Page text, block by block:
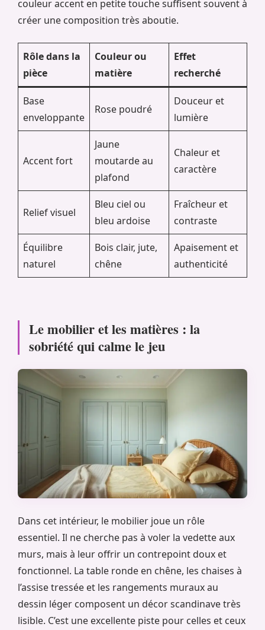
couleur accent en petite touche suffisent souvent à
créer une composition très aboutie.
Rôle dans la
pièce
Couleur ou
matière
Effet
recherché
Base
enveloppante
Rose poudré
Douceur et
lumière
Accent fort
Jaune
moutarde au
plafond
Chaleur et
caractère
Relief visuel
Bleu ciel ou
bleu ardoise
Fraîcheur et
contraste
Équilibre
naturel
Bois clair, jute,
chêne
Apaisement et
authenticité
Le mobilier et les matières : la
sobriété qui calme le jeu
Dans cet intérieur, le mobilier joue un rôle
essentiel. Il ne cherche pas à voler la vedette aux
murs, mais à leur offrir un contrepoint doux et
fonctionnel. La table ronde en chêne, les chaises à
l’assise tressée et les rangements muraux au
dessin léger composent un décor scandinave très
lisible. C’est une excellente piste pour celles et ceux